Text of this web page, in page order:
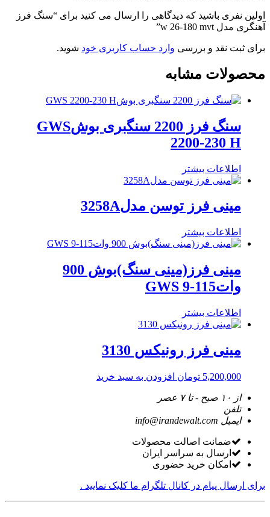
اولین نفری باشید که دیدگاهی را ارسال می کنید برای “سنگ فرز
آهنگری مدل w 26-180 mvt”
برای ثبت نقد و بررسی وارد حساب کاربری خود شوید.
محصولات مشابه
سنگ فرز 2200 سنگبری بوشGWS
2200-230 H
اطلاعات بیشتر
مینی فرز توسن مدل3258A
اطلاعات بیشتر
مینی فرز(مینی سنگ)بوش 900
واتGWS 9-115
اطلاعات بیشتر
مینی فرز رونیکس 3130
5,200,000 تومان افزودن به سبد خرید
از ۱۰ صبح - تا ۷ عصر
تلفن
ایمیل info@irandewalt.com
ضمانت اصالت محصولات
ارسال به سراسر ایران
امکان خرید حضوری
برای ارسال پیام در کانال تلگرام ما کلیک نمایید .